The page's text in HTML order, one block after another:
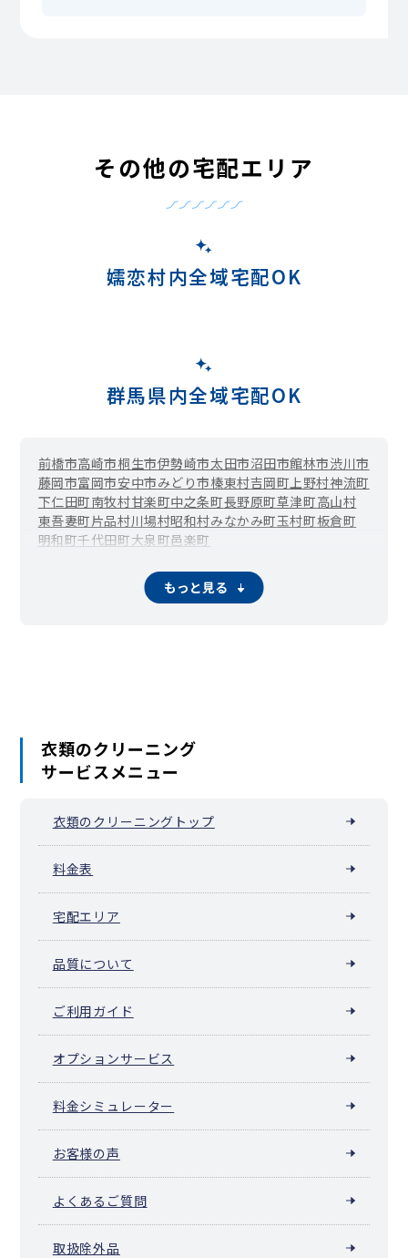
その他の宅配エリア
嬬恋村内全域宅配OK
群馬県内全域宅配OK
前橋市高崎市桐生市伊勢崎市太田市沼田市館林市渋川市
藤岡市富岡市安中市みどり市榛東村吉岡町 上野村神流町
下仁田町南牧村甘楽町中之条町長野原町草津町高山村
東吾妻町片品村川場村昭和村みなかみ町玉村町板倉町
明和町千代田町大泉町邑楽町
もっと見る
衣類のクリーニング
サービスメニュー
衣類のクリーニングトップ
料金表
宅配エリア
品質について
ご利用ガイド
オプションサービス
料金シミュレーター
お客様の声
よくあるご質問
取扱除外品